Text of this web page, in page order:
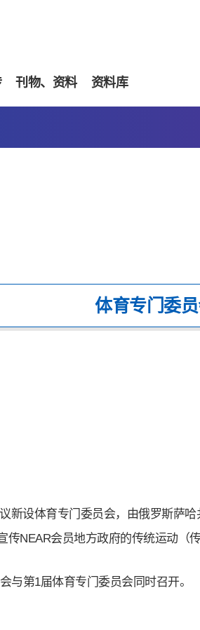
刊物、资料 资料库
体育专门委
新设体育专门委员会，由俄罗斯萨
传NEAR会员地方政府的传统运动（
与第1届体育专门委员会同时召开。